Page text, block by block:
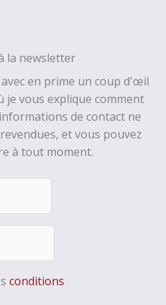
la newsletter
en prime un coup d'œil
je vous explique comment
de contact ne
et vous pouvez
à tout moment.
conditions